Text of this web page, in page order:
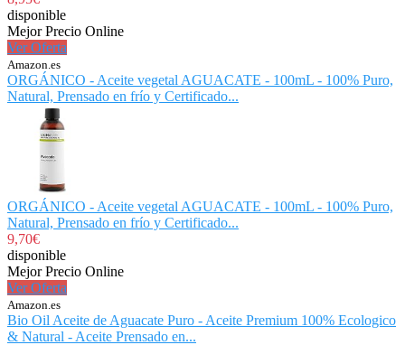
disponible
Mejor Precio Online
Ver Oferta
Amazon.es
ORGÁNICO - Aceite vegetal AGUACATE - 100mL - 100% Puro,
Natural, Prensado en frío y Certificado...
ORGÁNICO - Aceite vegetal AGUACATE - 100mL - 100% Puro,
Natural, Prensado en frío y Certificado...
9,70€
disponible
Mejor Precio Online
Ver Oferta
Amazon.es
Bio Oil Aceite de Aguacate Puro - Aceite Premium 100% Ecologico
& Natural - Aceite Prensado en...